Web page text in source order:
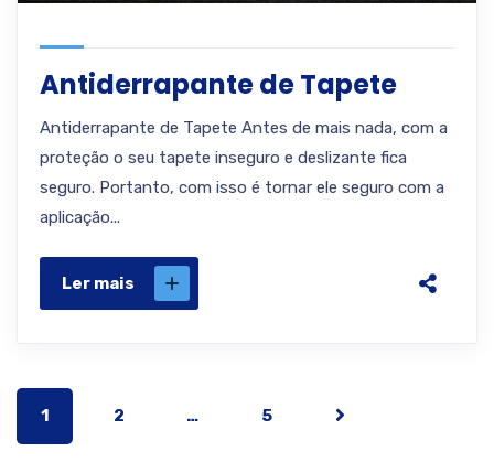
Antiderrapante de Tapete
Antiderrapante de Tapete Antes de mais nada, com a
proteção o seu tapete inseguro e deslizante fica
seguro. Portanto, com isso é tornar ele seguro com a
aplicação...
Ler mais
1 2 … 5